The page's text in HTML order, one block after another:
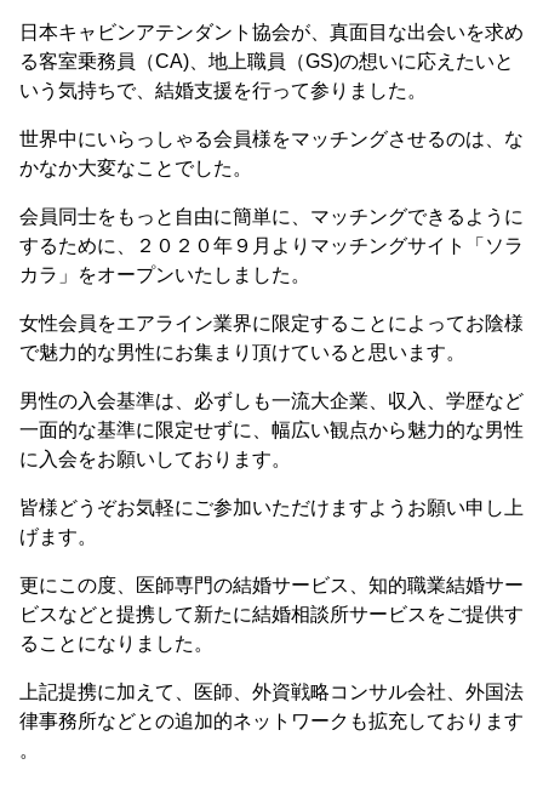
日本キャビンアテンダント協会が、真面目な出会いを求め
る客室乗務員（CA)、地上職員（GS)の想いに応えたいと
いう気持ちで、結婚支援を行って参りました。
世界中にいらっしゃる会員様をマッチングさせるのは、な
かなか大変なことでした。
会員同士をもっと自由に簡単に、マッチングできるように
するために、２０２０年９月よりマッチングサイト「ソラ
カラ」をオープンいたしました。
女性会員をエアライン業界に限定することによってお陰様
で魅力的な男性にお集まり頂けていると思います。
男性の入会基準は、必ずしも一流大企業、収入、学歴など
一面的な基準に限定せずに、幅広い観点から魅力的な男性
に入会をお願いしております。
皆様どうぞお気軽にご参加いただけますようお願い申し上
げます。
更にこの度、医師専門の結婚サービス、知的職業結婚サー
ビスなどと提携して新たに結婚相談所サービスをご提供す
ることになりました。
上記提携に加えて、医師、外資戦略コンサル会社、外国法
律事務所などとの追加的ネットワークも拡充しております
。